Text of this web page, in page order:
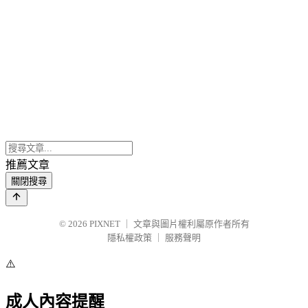
推薦文章
關閉搜尋
© 2026 PIXNET
文章與圖片權利屬原作者所有
隱私權政策
服務聲明
⚠️
成人內容提醒